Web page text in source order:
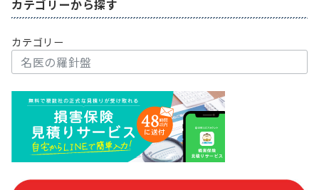
送
カテゴリーから探す
カテゴリー